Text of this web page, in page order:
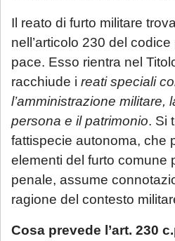
Il reato di furto militare
nell’articolo 230 del
pace. Esso rientra nel
racchiude i reati speciali
l’amministrazione militare,
persona e il patrimonio. Si
fattispecie autonoma, che
elementi del furto comune
penale, assume
ragione del contesto
Cosa prevede l’art. 230